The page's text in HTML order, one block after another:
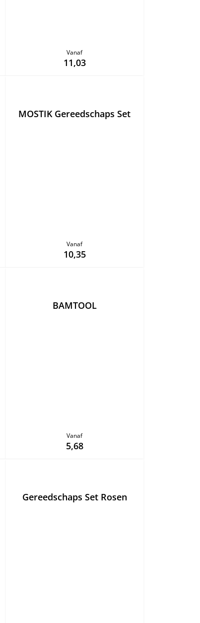
Vanaf
11,03
MOSTIK Gereedschaps Set
Vanaf
10,35
BAMTOOL
Vanaf
5,68
Gereedschaps Set Rosen